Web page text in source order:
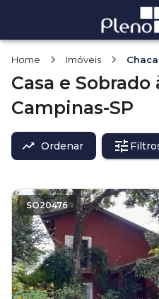
Home Imóveis
Casa e Sobrado
Campinas-SP
Ordenar
SO20476